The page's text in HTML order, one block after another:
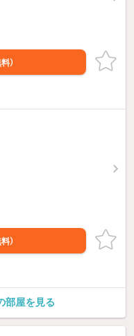
）
）
部屋を見る